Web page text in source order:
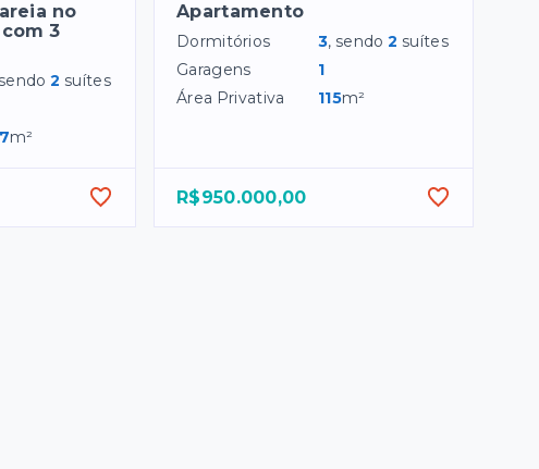
no
3
2 suítes
m²
Apartamento
Dormitórios 3, sendo2 suítes
Garagens
1
Área Privativa
115m²
R$950.000,00